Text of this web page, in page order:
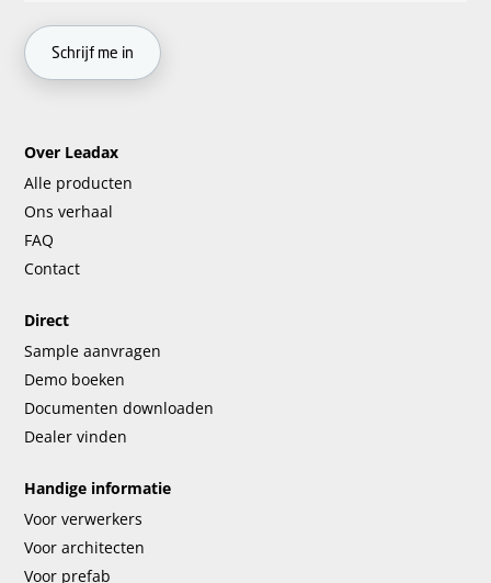
Schrijf me in
Over Leadax
Alle producten
Ons verhaal
FAQ
Contact
Direct
Sample aanvragen
Demo boeken
Documenten downloaden
Dealer vinden
Handige informatie
Voor verwerkers
Voor architecten
Voor prefab